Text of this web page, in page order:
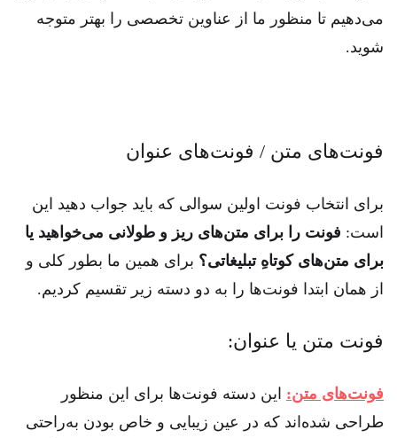
می‌دهیم تا منظور ما از عناوین تخصصی را بهتر متوجه
شوید.
فونت‌های متن / فونت‌های عنوان
برای انتخاب فونت اولین سوالی که باید جواب دهید این
است: فونت را برای متن‌های ریز و طولانی می‌خواهید یا
برای متن‌های کوتاهِ تبلیغاتی؟ برای همین ما بطور کلی و
از همان ابتدا فونت‌ها را به دو دسته زیر تقسیم کردیم.
فونت متن یا عنوان:
فونت‌های متن: این دسته فونت‌ها برای این منظور
طراحی شده‌اند که در عین زیبایی و خاص بودن به‌راحتی